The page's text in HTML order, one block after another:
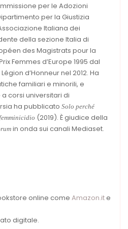
per le Adozioni
per la Giustizia
Italiana dei
della sezione Italia di
des Magistrats pour la
Femmes d’Europe 1995 dal
d’Honneur nel 2012. Ha
familiari e minorili, e
corsi universitari di
ha pubblicato Solo perché
(2019). È giudice della
in onda sui canali Mediaset.
online come Amazon.ite
digitale.